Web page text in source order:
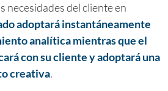
necesidades del cliente en
adoptará instantáneamente
analítica mientras que el
con su cliente y adoptará una
creativa.